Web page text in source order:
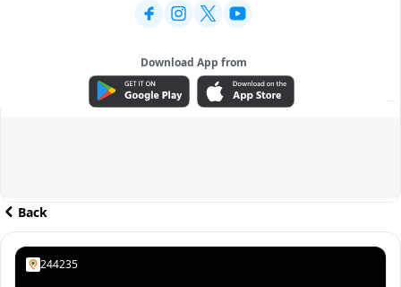
Download App from
ADVERTISEMENT
Back
244235